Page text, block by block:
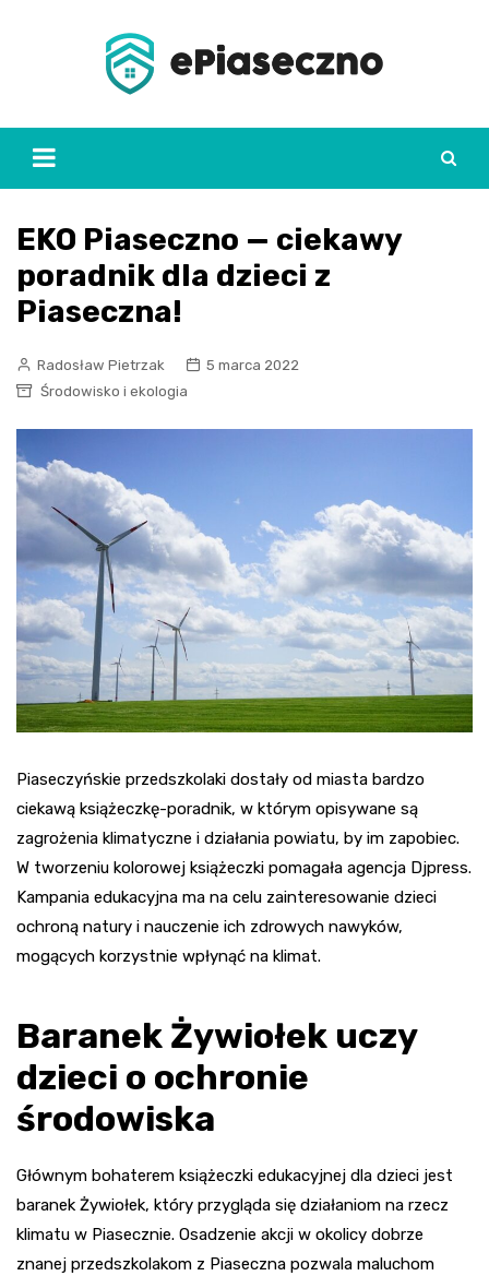
EKO Piaseczno — ciekawy
poradnik dla dzieci z
Piaseczna!
Radosław Pietrzak
5 marca 2022
Środowisko i ekologia
Piaseczyńskie przedszkolaki dostały od miasta bardzo
ciekawą książeczkę-poradnik, w którym opisywane są
zagrożenia klimatyczne i działania powiatu, by im zapobiec.
W tworzeniu kolorowej książeczki pomagała agencja Djpress.
Kampania edukacyjna ma na celu zainteresowanie dzieci
ochroną natury i nauczenie ich zdrowych nawyków,
mogących korzystnie wpłynąć na klimat.
Baranek Żywiołek uczy
dzieci o ochronie
środowiska
Głównym bohaterem książeczki edukacyjnej dla dzieci jest
baranek Żywiołek, który przygląda się działaniom na rzecz
klimatu w Piasecznie. Osadzenie akcji w okolicy dobrze
znanej przedszkolakom z Piaseczna pozwala maluchom